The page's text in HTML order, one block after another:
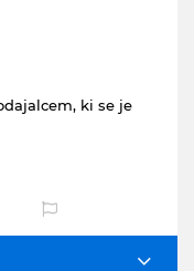
ki se je